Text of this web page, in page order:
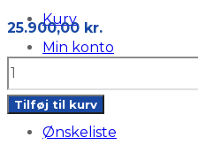
Kurv
Min konto
Om os
Ønskeliste
25.900,00 kr.
B7DA
Ford
Focus
Tilføj til kurv